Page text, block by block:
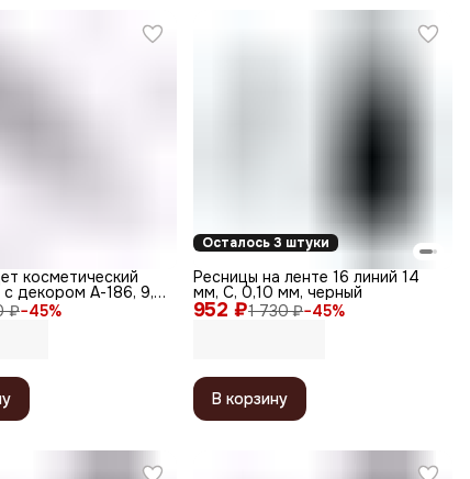
₽−45%
косметический
декором А-186, 9,5
Осталось 3 штуки
952 ₽1 730 ₽−45%
Ресницы на ленте 16 линий 14
мм, С, 0,10 мм, черный
В корзину